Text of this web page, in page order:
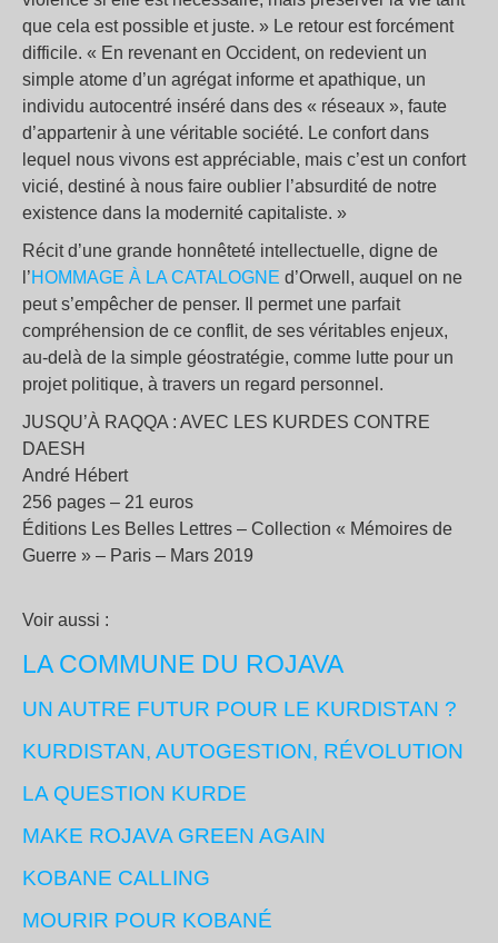
que cela est possible et juste. » Le retour est forcément
difficile. « En revenant en Occident, on redevient un
simple atome d’un agrégat informe et apathique, un
individu autocentré inséré dans des « réseaux », faute
d’appartenir à une véritable société. Le confort dans
lequel nous vivons est appréciable, mais c’est un confort
vicié, destiné à nous faire oublier l’absurdité de notre
existence dans la modernité capitaliste. »
Récit d’une grande honnêteté intellectuelle, digne de
l’HOMMAGE À LA CATALOGNE d’Orwell, auquel on ne
peut s’empêcher de penser. Il permet une parfait
compréhension de ce conflit, de ses véritables enjeux,
au-delà de la simple géostratégie, comme lutte pour un
projet politique, à travers un regard personnel.
JUSQU’À RAQQA : AVEC LES KURDES CONTRE
DAESH
André Hébert
256 pages – 21 euros
Éditions Les Belles Lettres – Collection « Mémoires de
Guerre » – Paris – Mars 2019
Voir aussi :
LA COMMUNE DU ROJAVA
UN AUTRE FUTUR POUR LE KURDISTAN ?
KURDISTAN, AUTOGESTION, RÉVOLUTION
LA QUESTION KURDE
MAKE ROJAVA GREEN AGAIN
KOBANE CALLING
MOURIR POUR KOBANÉ